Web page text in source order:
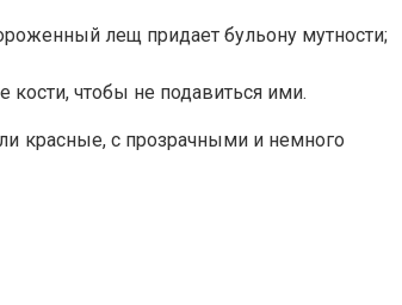
лещ придает бульону мутности;
чтобы не подавиться ими.
красные, с прозрачными и немного